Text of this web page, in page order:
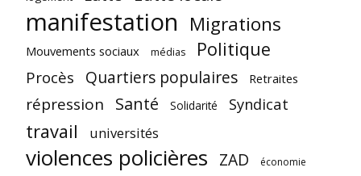
manifestation Migrations
Mouvements sociaux médias Politique
Procès Quartiers populaires Retraites
répression Santé Solidarité Syndicat
travail universités
violences policières ZAD économie